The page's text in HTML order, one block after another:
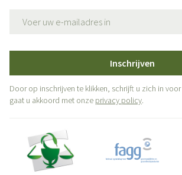
Inschrijven
Door op inschrijven te klikken, schrijft u zich in
gaat u akkoord met onze privacy policy.